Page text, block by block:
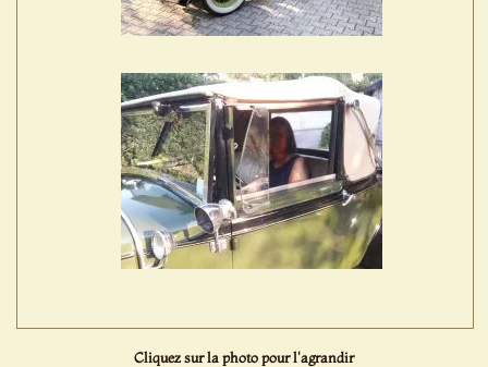
Cliquez sur la photo pour l'agrandir